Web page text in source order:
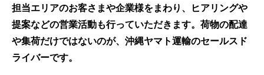
担当エリアのお客さまや企業様をまわり、ヒアリングや
提案などの営業活動も行っていただきます。荷物の配達
や集荷だけではないのが、沖縄ヤマト運輸のセールスド
ライバーです。